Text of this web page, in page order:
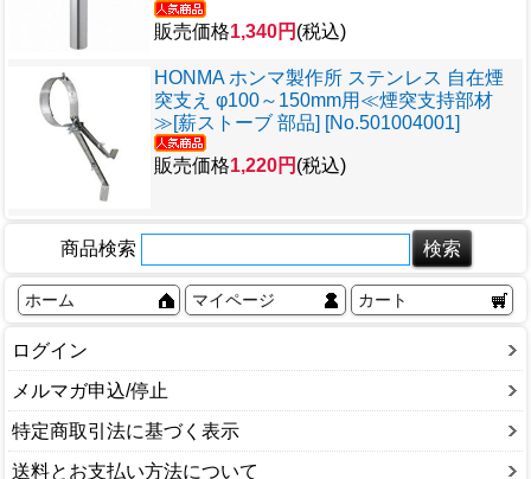
販売価格1,340円 (税込)
HONMA ホンマ製作所 ステンレス 自在煙
突支え φ100～150mm用≪煙突支持部材
≫[薪ストーブ 部品] [No.501004001]
販売価格1,220円 (税込)
商品検索
ホーム マイページ カート
ログイン
メルマガ申込/停止
特定商取引法に基づく表示
送料とお支払い方法について